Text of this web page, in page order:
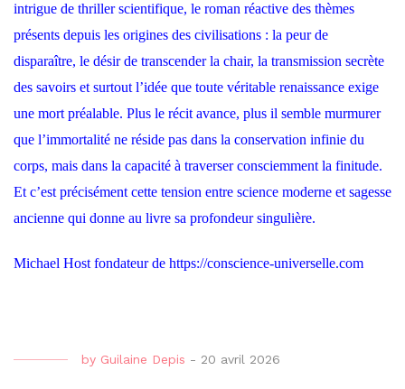
intrigue de thriller scientifique, le roman réactive des thèmes
présents depuis les origines des civilisations : la peur de
disparaître, le désir de transcender la chair, la transmission secrète
des savoirs et surtout l’idée que toute véritable renaissance exige
une mort préalable. Plus le récit avance, plus il semble murmurer
que l’immortalité ne réside pas dans la conservation infinie du
corps, mais dans la capacité à traverser consciemment la finitude.
Et c’est précisément cette tension entre science moderne et sagesse
ancienne qui donne au livre sa profondeur singulière.
Michael Host fondateur de https://conscience-universelle.com
by Guilaine Depis - 20 avril 2026